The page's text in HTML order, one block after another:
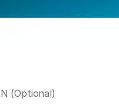
(Optional)